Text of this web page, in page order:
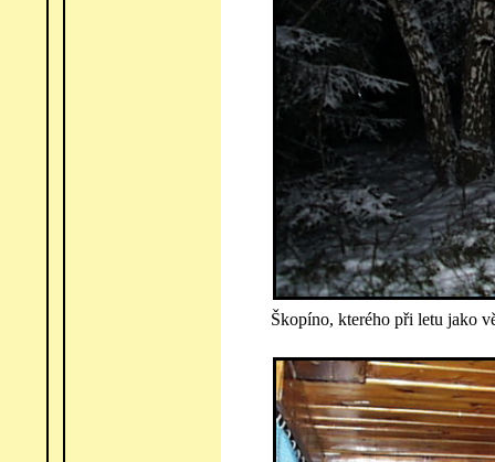
Škopíno, kterého při letu jako